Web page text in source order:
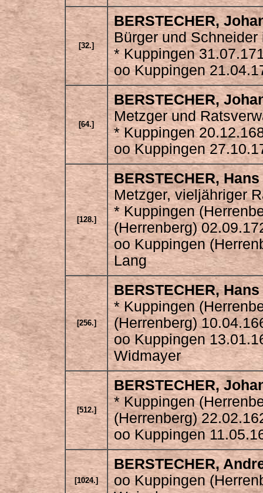
[32.]
BERSTECHER,
Bürger und
* Kuppingen
oo Kuppingen
[64.]
BERSTECHER,
Metzger und
* Kuppingen
oo Kuppingen
[128.]
BERSTECHER, Hans
Metzger, vieljähriger
* Kuppingen
(Herrenberg)
oo Kuppingen
Lang
[256.]
BERSTECHER,
* Kuppingen
(Herrenberg)
oo Kuppingen
Widmayer
[512.]
BERSTECHER,
* Kuppingen
(Herrenberg)
oo Kuppingen
[1024.]
BERSTECHER,
oo Kuppingen